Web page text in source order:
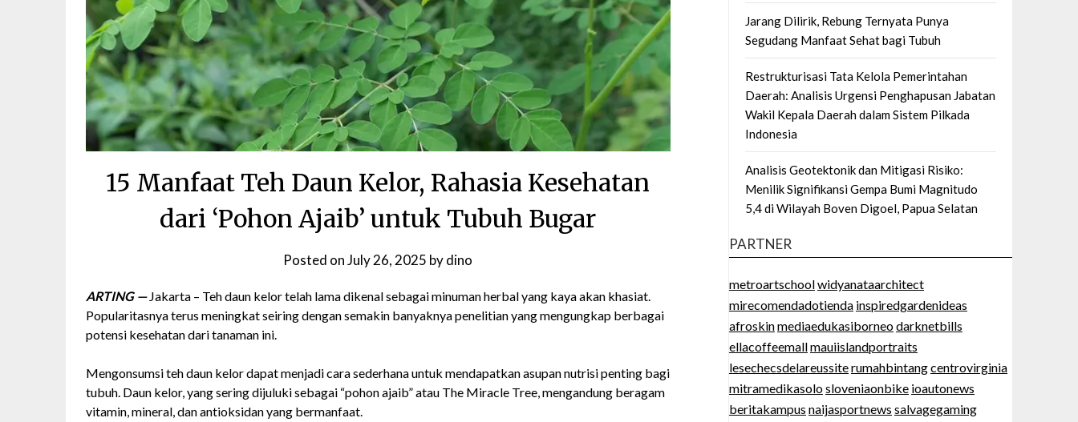
15 Manfaat Teh Daun Kelor, Rahasia Kesehatan
dari ‘Pohon Ajaib’ untuk Tubuh Bugar
Posted onJuly 26, 2025 bydino
ARTING —Jakarta – Teh daun kelor telah lama dikenal sebagai minuman herbal yang kaya akan khasiat.
Popularitasnya terus meningkat seiring dengan semakin banyaknya penelitian yang mengungkap berbagai
potensi kesehatan dari tanaman ini.
Mengonsumsi teh daun kelor dapat menjadi cara sederhana untuk mendapatkan asupan nutrisi penting bagi
tubuh. Daun kelor, yang sering dijuluki sebagai “pohon ajaib” atau The Miracle Tree, mengandung beragam
vitamin, mineral, dan antioksidan yang bermanfaat.
Jarang Dilirik, Rebung Ternyata Punya
Segudang Manfaat Sehat bagi Tubuh
Restrukturisasi Tata Kelola Pemerintahan
Daerah: Analisis Urgensi Penghapusan Jabatan
Wakil Kepala Daerah dalam Sistem Pilkada
Indonesia
Analisis Geotektonik dan Mitigasi Risiko:
Menilik Signifikansi Gempa Bumi Magnitudo
5,4 di Wilayah Boven Digoel, Papua Selatan
PARTNER
metroartschoolwidyanataarchitect
mirecomendadotienda inspiredgardenideas
afroskinmediaedukasiborneodarknetbills
ellacoffeemallmauiislandportraits
lesechecsdelareussiterumahbintangcentrovirginia
mitramedikasolosloveniaonbike ioautonews
beritakampus naijasportnews salvagegaming